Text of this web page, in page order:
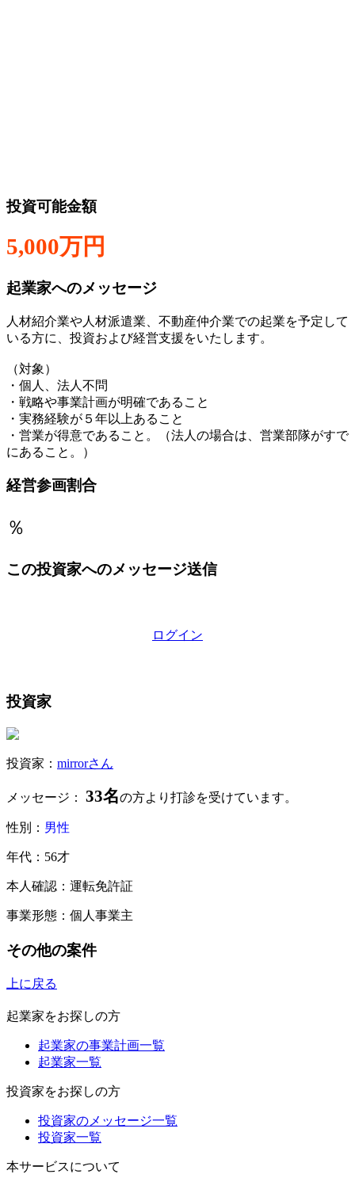
投資可能金額
5,000万円
起業家へのメッセージ
人材紹介業や人材派遣業、不動産仲介業での起業を予定して
いる方に、投資および経営支援をいたします。
（対象）
・個人、法人不問
・戦略や事業計画が明確であること
・実務経験が５年以上あること
・営業が得意であること。（法人の場合は、営業部隊がすで
にあること。）
経営参画割合
％
この投資家へのメッセージ送信
ログイン
投資家
投資家： mirrorさん
メッセージ： 33名の方より打診を受けています。
性別： 男性
年代：56才
本人確認：運転免許証
事業形態：個人事業主
その他の案件
上に戻る
起業家をお探しの方
起業家の事業計画一覧
起業家一覧
投資家をお探しの方
投資家のメッセージ一覧
投資家一覧
本サービスについて